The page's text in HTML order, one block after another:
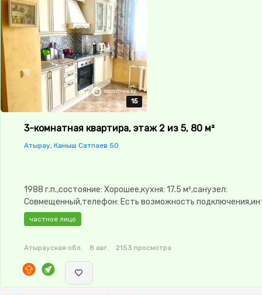
15
15
15
15
15
3-комнатная квартира, этаж 2 из 5, 80 м²
Атырау, Каныш Сатпаев 50
1988 г.п.,состояние: Хорошее,кухня: 17.5 м²,санузел:
Совмещенный,телефон: Есть возможность
Оптика,Полностью меблирована,Полностью
окнах,Домофон,Пластиковые окна,Неугловая,Комнаты
частное лицо
Атырауская обл. 8 авг. 2153 просмотра